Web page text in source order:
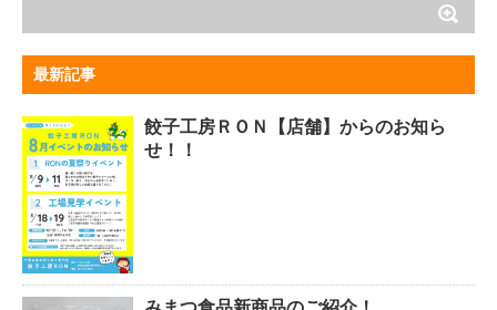
最新記事
餃子工房ＲＯＮ【店舗】からのお知ら
せ！！